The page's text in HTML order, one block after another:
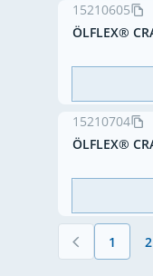
15210605
ÖLFLEX®
15210704
ÖLFLEX®
Vous
1 2